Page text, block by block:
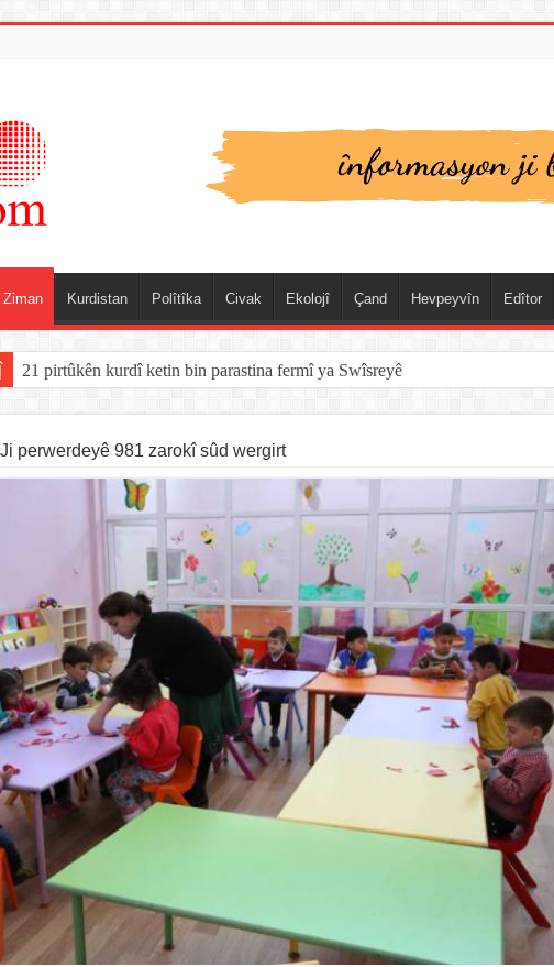
Ziman Kurdistan Polîtîka Civak Ekolojî Çand Hevpeyvîn Edîtor
21 pirtûkên kurdî ketin bin parastina fermî ya Swîsreyê
Ji perwerdeyê 981 zarokî sûd wergirt